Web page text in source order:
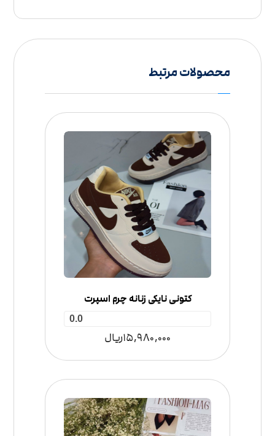
محصولات مرتبط
کتونی نایکی زنانه چرم اسپرت
0.0
15,980,000ریال